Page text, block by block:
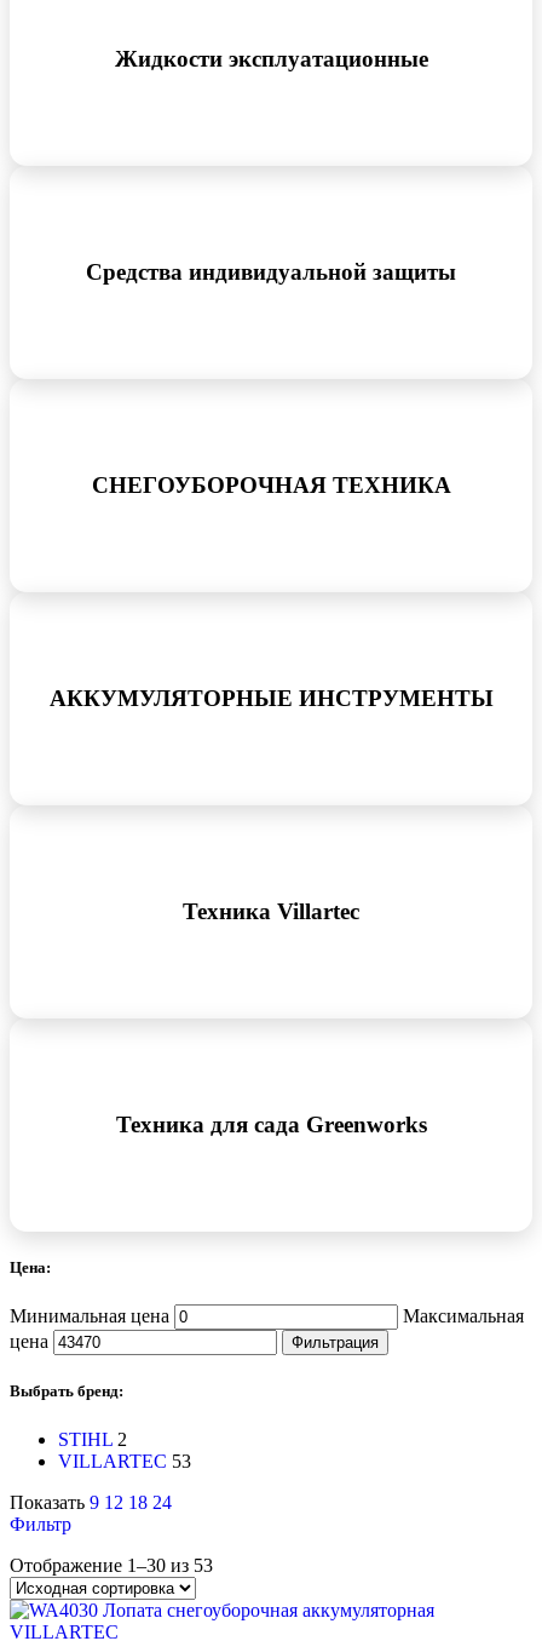
Жидкости эксплуатационные
Средства индивидуальной защиты
СНЕГОУБОРОЧНАЯ ТЕХНИКА
АККУМУЛЯТОРНЫЕ ИНСТРУМЕНТЫ
Техника Villartec
Техника для сада Greenworks
Цена:
Минимальная цена
Максимальная
цена
Фильтрация
Выбрать бренд:
STIHL 2
VILLARTEC 53
Показать 9 12 18 24
Фильтр
Отображение 1–30 из 53